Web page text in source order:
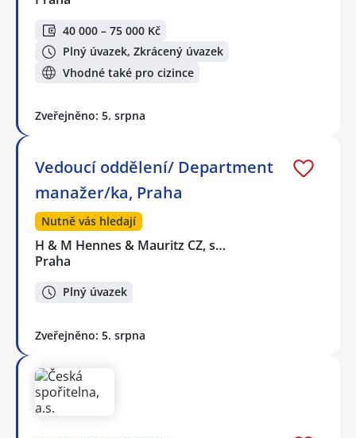
40 000 – 75 000 Kč
Plný úvazek, Zkrácený úvazek
Vhodné také pro cizince
Zveřejněno: 5. srpna
Vedoucí oddělení/ Department
manažer/ka, Praha
Nutně vás hledají
H & M Hennes & Mauritz CZ, s…
Praha
Plný úvazek
Zveřejněno: 5. srpna